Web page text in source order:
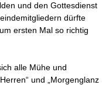
und den Gottesdienst
dürfte
ersten Mal so richtig
alle Mühe und
und „Morgenglanz